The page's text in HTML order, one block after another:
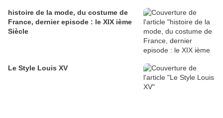
histoire de la mode, du costume de
France, dernier episode : le XIX ième
Siècle
Le Style Louis XV